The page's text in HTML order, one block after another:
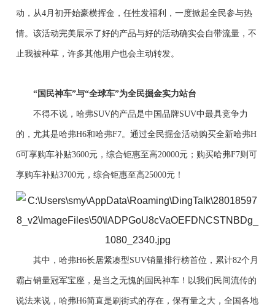
动， 从4月初开始豪横挥金 ，任性发福利，一度掀起全民参与热
情。该活动完美展示了好的产品与好的活动确实会自带流量 ，不
止我被种草，许多其他用户也会主动转发。
“国 民神车”与“全球车”为全民掘金实力站台
不得不说，哈弗SUV的产品是中国品牌SUV中最具竞争力
的，尤其是哈弗H6和哈弗F7。通过全民掘金活动购买全新哈弗H
6可享购车补贴3600元，综合钜惠至高20000元 ； 购买哈弗F7则可
享购车补贴3700元，综合钜惠至高25000元！
其中， 哈弗H6长居紧凑型SUV销量排行榜首位， 累计82个月
霸占销量冠军宝座，是当之无愧的国民神车 ！ 以我们民间流传的
说法来说， 哈弗H6简直是刷街式的存在，保有量之大，全国各地